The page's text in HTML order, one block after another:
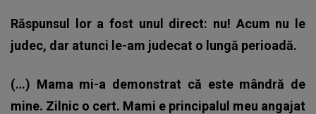
Răspunsul lor a fost unul direct: nu! Acum nu le
judec, dar atunci le-am judecat o lungă perioadă.
(…) Mama mi-a demonstrat că este mândră de
mine. Zilnic o cert. Mami e principalul meu angajat